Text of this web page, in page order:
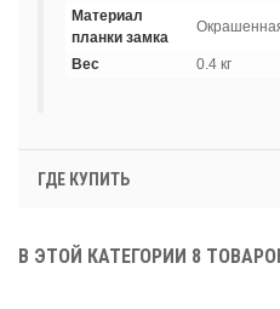
Материал
планки замка
Вес 0.4 кг
ГДЕ КУПИТЬ
В ЭТОЙ КАТЕГОРИИ 8